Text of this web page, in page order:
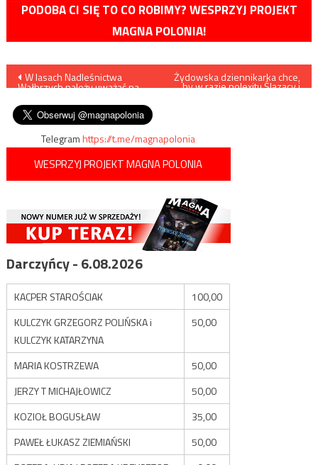
PODOBA CI SIĘ TO CO ROBIMY? WESPRZYJ PROJEKT
MAGNA POLONIA!
Nawigacja
wpisu
W lasach Nadleśnictwa
Wałbrzych należy uważać na
Żydowska dziennikarka chce,
by w razie polexitu Ślązacy i
Telegramhttps://t.me/magnapolonia
WESPRZYJ PROJEKT MAGNA POLONIA
Darczyńcy - 6.08.2026
KACPER STAROŚCIAK
100,00
KULCZYK GRZEGORZ POLIŃSKA i
KULCZYK KATARZYNA
50,00
MARIA KOSTRZEWA
50,00
JERZY T MICHAJŁOWICZ
50,00
KOZIOŁ BOGUSŁAW
35,00
PAWEŁ ŁUKASZ ZIEMIAŃSKI
50,00